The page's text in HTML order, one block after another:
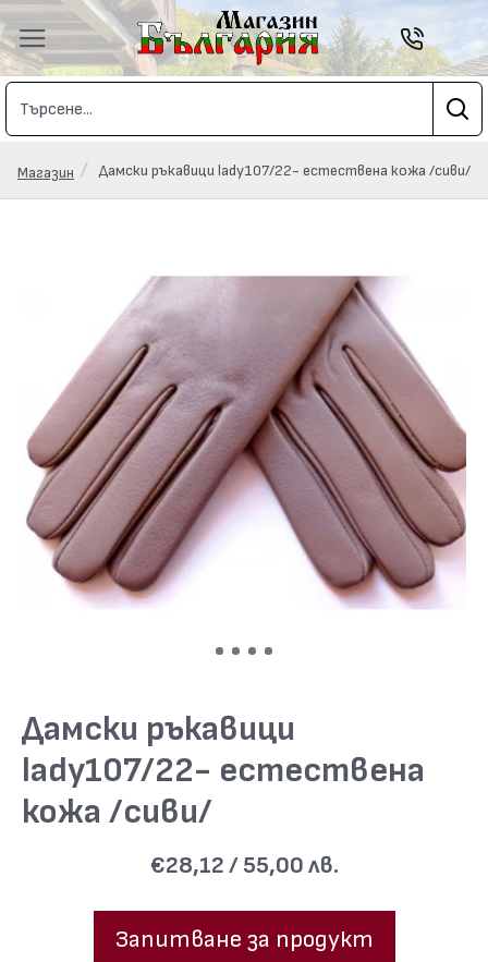
Магазин Дамски ръкавици lady107/22- естествена кожа /сиви/
Дамски ръкавици
lady107/22- естествена
кожа /сиви/
€28,12 / 55,00 лв.
Запитване за продукт